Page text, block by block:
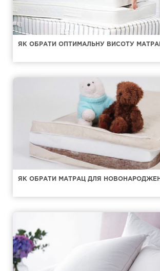
ЯК ОБРАТИ ОПТИМАЛЬНУ ВИСОТУ
ЯК ОБРАТИ МАТРАЦ ДЛЯ